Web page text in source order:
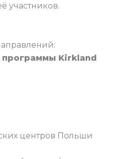
участников.
программы Kirkland
центров Польши